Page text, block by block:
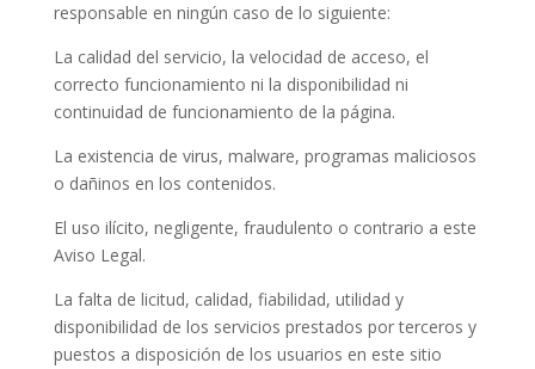
responsable en ningún caso de lo siguiente:
La calidad del servicio, la velocidad de acceso, el
correcto funcionamiento ni la disponibilidad ni
continuidad de funcionamiento de la página.
La existencia de virus, malware, programas maliciosos
o dañinos en los contenidos.
El uso ilícito, negligente, fraudulento o contrario a este
Aviso Legal.
La falta de licitud, calidad, fiabilidad, utilidad y
disponibilidad de los servicios prestados por terceros y
puestos a disposición de los usuarios en este sitio